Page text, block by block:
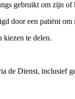
gebruikt om zijn of
door een patiënt om
kiezen te delen.
de Dienst, inclusief